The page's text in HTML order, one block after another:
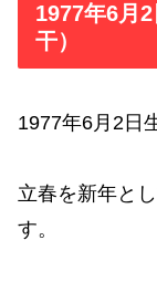
1977年6月
干）
1977年6月2日
立春を新年と
す。